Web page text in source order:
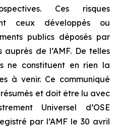
Ces risques
ceux développés ou
publics déposés par
de l’AMF. De telles
ne constituent en rien la
à venir. Ce communiqué
et doit être lu avec
Universel d’OSE
par l’AMF le 30 avril